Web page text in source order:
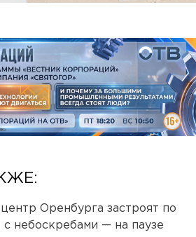
Оренбурга застроят по
с небоскребами — на паузе